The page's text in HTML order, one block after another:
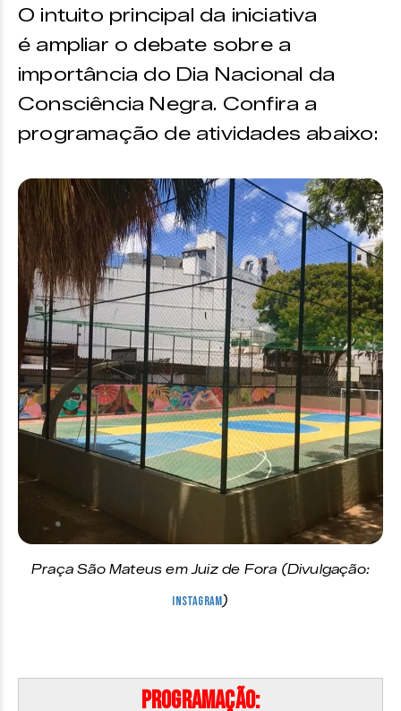
O intuito principal da iniciativa
é ampliar o debate sobre a
importância do Dia Nacional da
Consciência Negra. Confira a
programação de atividades abaixo:
Praça São Mateus em Juiz de Fora (Divulgação:
Instagram)
Programação: